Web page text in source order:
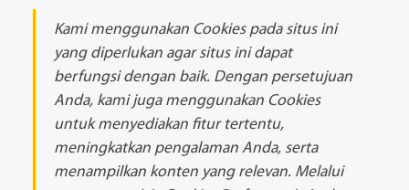
Kami menggunakan Cookies pada situs ini
yang diperlukan agar situs ini dapat
berfungsi dengan baik. Dengan persetujuan
Anda, kami juga menggunakan Cookies
untuk menyediakan fitur tertentu,
meningkatkan pengalaman Anda, serta
menampilkan konten yang relevan. Melalui
dijamin LPS per Nasabah per Bank adalah Rp 2 miliar. Untuk
mengetahui Tingkat Bunga Penjaminan LPS silakan akses
Hubungi Kami
email
facebook